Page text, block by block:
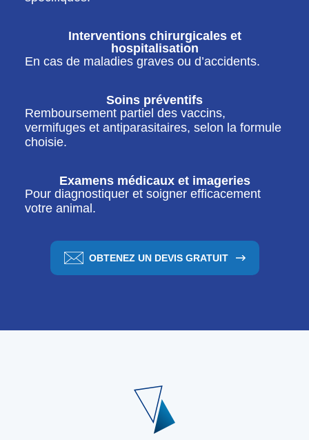
Interventions chirurgicales et
hospitalisation
En cas de maladies graves ou d’accidents.
Soins préventifs
Remboursement partiel des vaccins,
vermifuges et antiparasitaires, selon la formule
choisie.
Examens médicaux et imageries
Pour diagnostiquer et soigner efficacement
votre animal.
OBTENEZ UN DEVIS GRATUIT